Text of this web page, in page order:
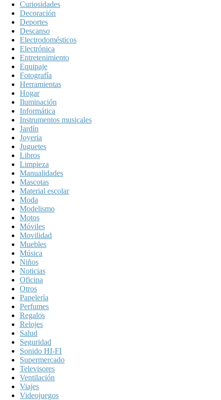
Curiosidades
Decoración
Deportes
Descanso
Electrodomésticos
Electrónica
Entretenimiento
Equipaje
Fotografía
Herramientas
Hogar
Iluminación
Informática
Instrumentos musicales
Jardín
Joyeria
Juguetes
Libros
Limpieza
Manualidades
Mascotas
Material escolar
Moda
Modelismo
Motos
Móviles
Movilidad
Muebles
Música
Niños
Noticias
Oficina
Otros
Papelería
Perfumes
Regalos
Relojes
Salud
Seguridad
Sonido HI-FI
Supermercado
Televisores
Ventilación
Viajes
Videojuegos